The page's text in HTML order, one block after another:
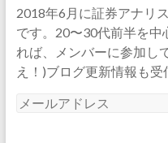
2018年6月に証券アナリ
です。20〜30代前半を
れば、メンバーに参加し
え！)ブログ更新情報も受
メ